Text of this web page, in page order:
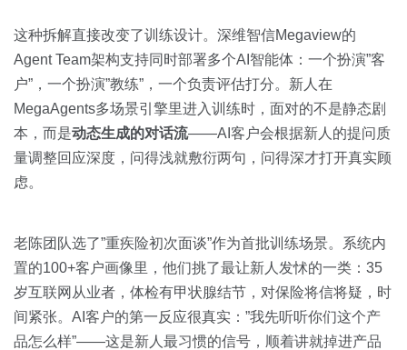
这种拆解直接改变了训练设计。深维智信Megaview的
Agent Team架构支持同时部署多个AI智能体：一个扮演”客
户”，一个扮演”教练”，一个负责评估打分。新人在
MegaAgents多场景引擎里进入训练时，面对的不是静态剧
本，而是动态生成的对话流——AI客户会根据新人的提问质
量调整回应深度，问得浅就敷衍两句，问得深才打开真实顾
虑。
老陈团队选了”重疾险初次面谈”作为首批训练场景。系统内
置的100+客户画像里，他们挑了最让新人发怵的一类：35
岁互联网从业者，体检有甲状腺结节，对保险将信将疑，时
间紧张。AI客户的第一反应很真实：”我先听听你们这个产
品怎么样”——这是新人最习惯的信号，顺着讲就掉进产品